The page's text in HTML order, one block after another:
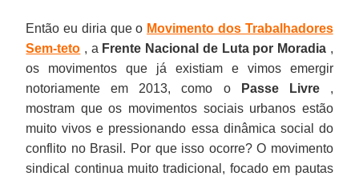
Então eu diria que o Movimento dos Trabalhadores
Sem-teto , a Frente Nacional de Luta por Moradia,
os movimentos que já existiam e vimos emergir
notoriamente em 2013, como o
Passe Livre,
mostram que os movimentos sociais urbanos estão
muito vivos e pressionando essa dinâmica social do
conflito no Brasil. Por que isso ocorre? O movimento
sindical continua muito tradicional, focado em pautas